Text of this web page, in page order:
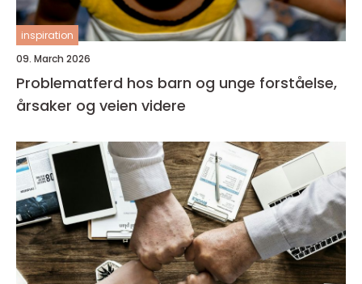
inspiration
09. March 2026
Problematferd hos barn og unge forståelse,
årsaker og veien videre